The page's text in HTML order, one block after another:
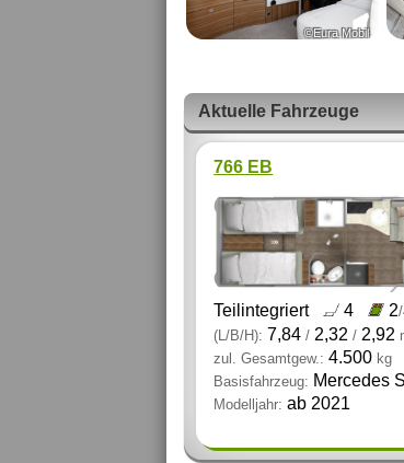
©Eura Mobil
Aktuelle Fahrzeuge
766 EB
Teilintegriert 4 2
(L/B/H): 7,84/ 2,32/ 2,92
zul. Gesamtgew.: 4.500 kg
Basisfahrzeug: Mercedes
Modelljahr: ab 2021